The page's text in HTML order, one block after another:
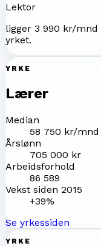
Lektor
ligger 3 990 kr/mnd
yrket.
YRKE
Lærer
Median
58 750 kr/mnd
Årslønn
705 000 kr
Arbeidsforhold
86 589
Vekst siden 2015
+39%
Se yrkessiden
YRKE